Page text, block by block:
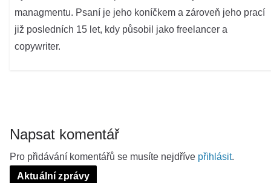
managmentu. Psaní je jeho koníčkem a zároveň jeho prací
již posledních 15 let, kdy působil jako freelancer a
copywriter.
Napsat komentář
Pro přidávání komentářů se musíte nejdříve přihlásit.
Aktuální zprávy